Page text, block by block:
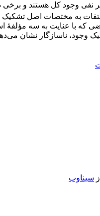
نفی وجود کل هستند و
به مختصات اصل تشکیک
با عنایت به سه مؤلفۀ
وجود، ناسازگار نشان
سیناوب